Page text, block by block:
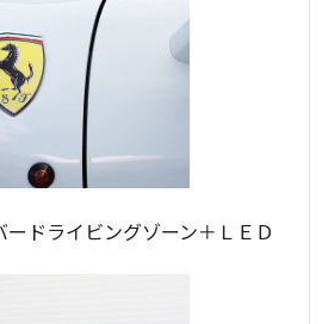
ドライビングゾーン＋ＬＥＤ